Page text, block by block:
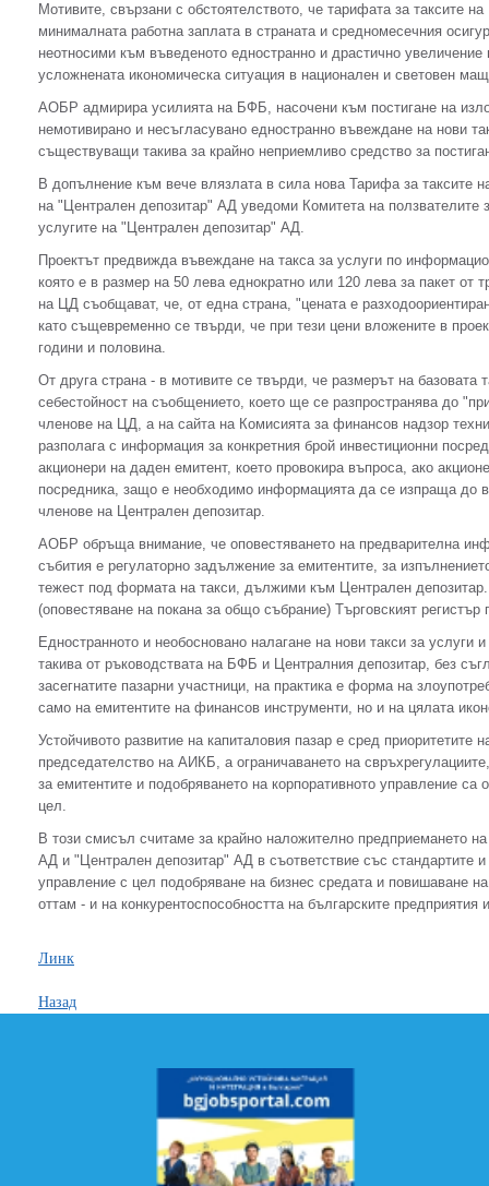
Мотивите, свързани с обстоятелството, че тарифата за таксите
минималната работна заплата в страната и средномесечния
неотносими към въведеното едностранно и драстично
усложнената икономическа ситуация в национален и световен
АОБР адмирира усилията на БФБ, насочени към постигане на
немотивирано и несъгласувано едностранно въвеждане на нови
съществуващи такива за крайно неприемливо средство за
В допълнение към вече влязлата в сила нова Тарифа за таксите
на "Централен депозитар" АД уведоми Комитета на ползвателите
услугите на "Централен депозитар" АД.
Проектът предвижда въвеждане на такса за услуги по
която е в размер на 50 лева еднократно или 120 лева за пакет от
на ЦД съобщават, че, от една страна, "цената е
като същевременно се твърди, че при тези цени вложените в
години и половина.
От друга страна - в мотивите се твърди, че размерът на базовата
себестойност на съобщението, което ще се разпространява до
членове на ЦД, а на сайта на Комисията за финансов надзор
разполага с информация за конкретния брой инвестиционни
акционери на даден емитент, което провокира въпроса, ако
посредника, защо е необходимо информацията да се изпраща до
членове на Централен депозитар.
АОБР обръща внимание, че оповестяването на предварителна
събития е регулаторно задължение за емитентите, за
тежест под формата на такси, дължими към Централен
(оповестяване на покана за общо събрание) Търговският регистър
Едностранното и необосновано налагане на нови такси за
такива от ръководствата на БФБ и Централния депозитар, без
засегнатите пазарни участници, на практика е форма на
само на емитентите на финансов инструменти, но и на цялата
Устойчивото развитие на капиталовия пазар е сред приоритетите
председателство на АИКБ, а ограничаването на
за емитентите и подобряването на корпоративното управление са
цел.
В този смисъл считаме за крайно наложително предприемането
АД и "Централен депозитар" АД в съответствие със стандартите и
управление с цел подобряване на бизнес средата и повишаване
оттам - и на конкурентоспособността на българските предприятия
Линк
Назад